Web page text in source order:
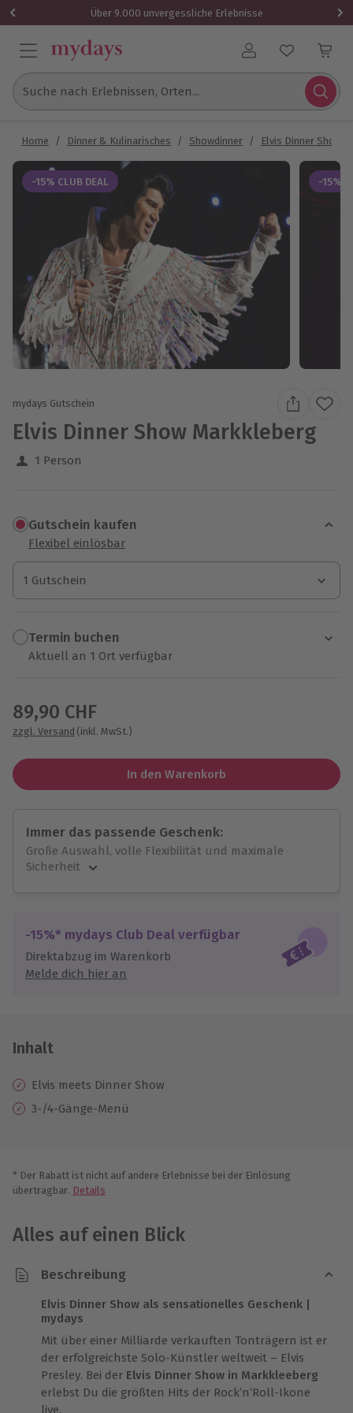
Über 9.000 unvergessliche Erlebnisse
Benutzerkonto
Suche nach Erlebnissen, Orten...
Home / Dinner & Kulinarisches / Showdinner / Elvis Dinner Show
-15% CLUB DEAL -15%
mydays Gutschein
Elvis Dinner Show Markkleberg
1 Person
Gutschein kaufen
Flexibel einlösbar
1 Gutschein
1 Gutschein
1 Gutschein
Termin buchen
Aktuell an 1 Ort verfügbar
89,90 CHF
zzgl. Versand (inkl. MwSt.)
In den Warenkorb
Immer das passende Geschenk:
Große Auswahl, volle Flexibilität und maximale
Sicherheit
Jeder Gutschein für alle Erlebnisse einlösbar.
Maximale Sicherheit
10 Jahre gültig & verlängerbar.
-15%* mydays Club Deal verfügbar
Direktabzug im Warenkorb
Melde dich hier an
Inhalt
Elvis meets Dinner Show
3-/4-Gänge-Menü
* Der Rabatt ist nicht auf andere Erlebnisse bei der Einlösung
übertragbar. Details
Alles auf einen Blick
Beschreibung
Elvis Dinner Show als sensationelles Geschenk |
mydays
Mit über einer Milliarde verkauften Tonträgern ist er
der erfolgreichste Solo-Künstler weltweit – Elvis
Presley. Bei der Elvis Dinner Show in Markkleeberg
erlebst Du die größten Hits der Rock’n‘Roll-Ikone
live.